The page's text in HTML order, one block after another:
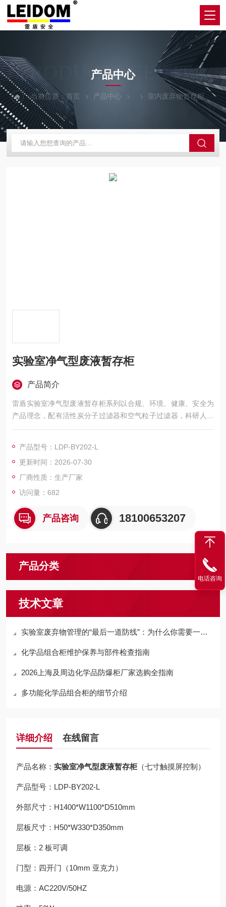
PRODUCTS CENTER
产品中心
当前位置：首页 产品中心 室内废弃物暂存柜
实验室净气型废液暂存柜
产品简介
雷盾实验室净气型废液暂存柜系列以合规、环境、健康、安全为
产品理念，配有活性炭分子过滤器和空气粒子过滤器，科研人员
在柜内储存危险废物时，有害气体被过滤装置内的过滤器所吸
类分区收集、安全集中暂存、智能便捷管理等功能。
产品型号：LDP-BY202-L
更新时间：2026-07-30
厂商性质：生产厂家
访问量：682
产品咨询 18100653207
产品分类
技术文章
实验室废弃物管理的“最后一道防线”：为什么你需要一座户外危废暂存柜？
化学品组合柜维护保养与部件检查指南
2026上海及周边化学品防爆柜厂家选购全指南
多功能化学品组合柜的细节介绍
详细介绍 在线留言
产品名称： 实验室净气型废液暂存柜（七寸触摸屏控制）
产品型号：LDP-BY202-L
外部尺寸：H1400*W1100*D510mm
层板尺寸：H50*W330*D350mm
层板：2 板可调
门型：四开门（10mm 亚克力）
电源：AC220V/50HZ
电话咨询